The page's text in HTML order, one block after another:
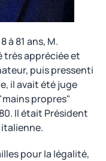
à 81 ans, M.
appréciée et
puis pressenti
il avait été juge
propres"
Il était Président
pour la légalité,